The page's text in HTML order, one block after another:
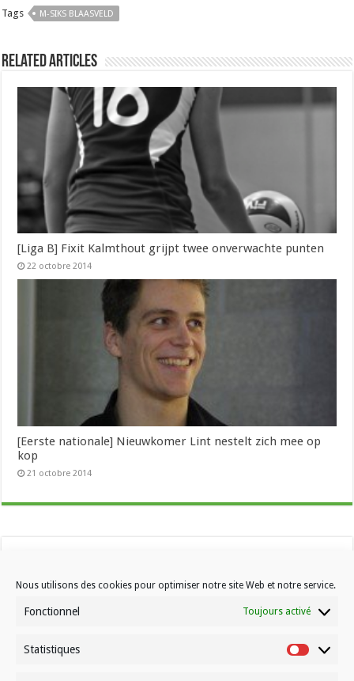
Nous utilisons des cookies pour optimiser notre site Web et notre service.
Fonctionnel Toujours activé
Statistiques
Tags M-SIKS BLAASVELD
Related Articles
[Liga B] Fixit Kalmthout grijpt twee onverwachte punten
22 octobre 2014
[Eerste nationale] Nieuwkomer Lint nestelt zich mee op
kop
21 octobre 2014
Contactez-nous